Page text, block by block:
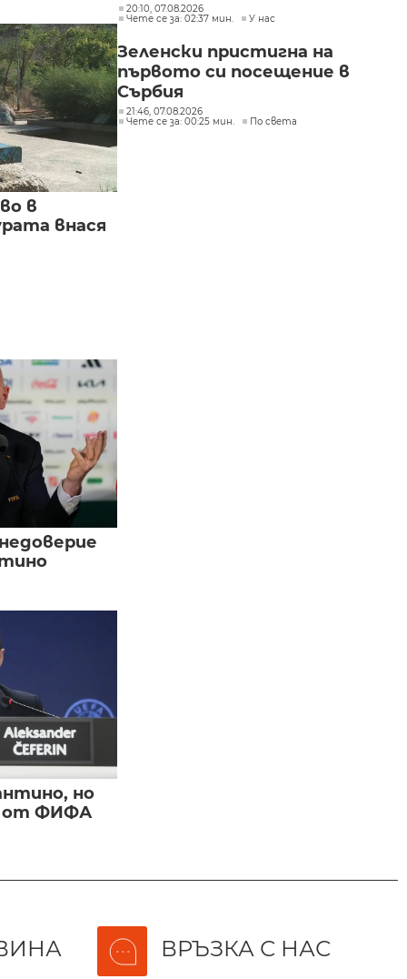
в
внася
но
от ФИФА
20:10, 07.08.2026
Чете се за: 02:37 мин.
У нас
Зеленски пристигна на
първото си посещение в
Сърбия
21:46, 07.08.2026
Чете се за: 00:25 мин.
По света
ВРЪЗКА С НАС